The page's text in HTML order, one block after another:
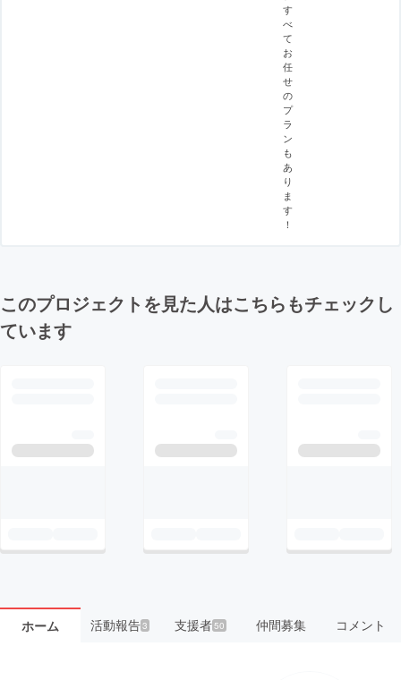
す
べ
て
お
任
せ
の
プ
ラ
ン
も
あ
り
ま
す
！
このプロジェクトを見た人はこちらもチェックし
ています
ホーム 活動報告3 支援者50 仲間募集 コメント